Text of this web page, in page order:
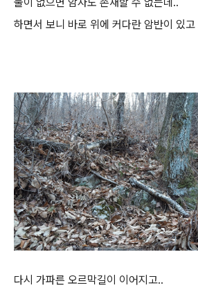
하면서 보니 바로 위에 커다란 암반이 있
다시 가파른 오르막길이 이어지고..